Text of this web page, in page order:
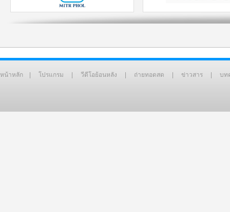
หน้าหลัก โปรแกรม วีดีโอย้อนหลัง ถ่ายทอดสด ข่าวสาร บท